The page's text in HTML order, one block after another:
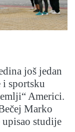
još jedan
sportsku
Americi.
Marko
studije